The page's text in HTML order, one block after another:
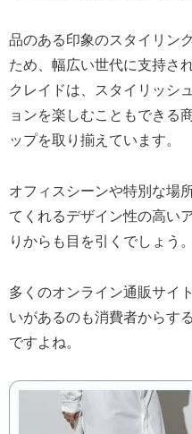
品のある印象のスタイリン
ため、幅広い世代に支持さ
クレイドは、スタイリッシ
ョンを楽しむこともできる
ップを取り揃えています。
オフィスシーンや特別な場
てくれるデザイン性の高い
りからも目を引くでしょう。
多くのオンライン通販サイ
いがあるのも消費者からす
ですよね。